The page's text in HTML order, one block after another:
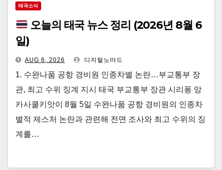
태국소식
오늘의 태국 뉴스 정리 (2026년 8월 6
일)
AUG 6, 2026 디지털노마드
1. 수완나품 공항 경비원 인종차별 논란…부교통부 장
관, 최고 수위 징계 지시 태국 부교통부 장관 시리퐁 앙
카사쿨키앗이 8월 5일 수완나품 공항 경비원의 인종차
별적 제스처 논란과 관련해 전면 조사와 최고 수위의 징
계를…